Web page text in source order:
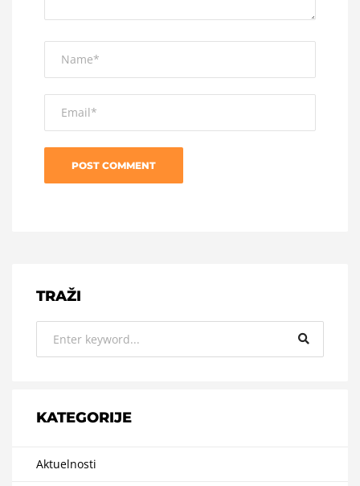
TRAŽI
KATEGORIJE
Aktuelnosti